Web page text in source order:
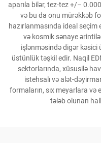
aparıla bilər, tez-tez +/–
və bu da onu mürəkkəb
hazırlanmasında ideal
və kosmik sənaye
işlənməsində digər kəsici
üstünlük təşkil edir. Naqil
sektorlarında, xüsusilə
istehsalı və alət-
formaların, sıx meyarlara və
tələb olunan